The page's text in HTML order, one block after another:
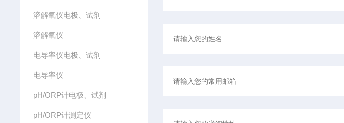
溶解氧仪电极、试剂
溶解氧仪
电导率仪电极、试剂
电导率仪
pH/ORP计电极、试剂
pH/ORP计测定仪